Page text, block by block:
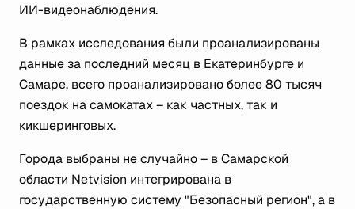
ИИ-видеонаблюдения.
В рамках исследования были проанализированы
данные за последний месяц в Екатеринбурге и
Самаре, всего проанализировано более 80 тысяч
поездок на самокатах – как частных, так и
кикшеринговых.
Города выбраны не случайно – в Самарской
области Netvision интегрирована в
государственную систему "Безопасный регион", а в